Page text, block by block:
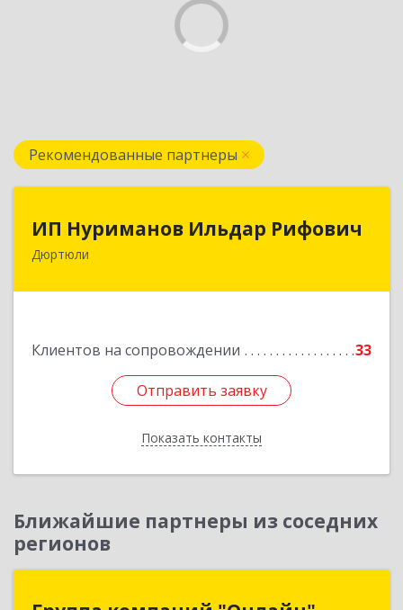
Рекомендованные партнеры
ИП Нуриманов Ильдар Рифович
Дюртюли
Клиентов на сопровождении 33
Отправить заявку
Показать контакты
ИП Нуриманов Ильдар Рифович
452320, Башкортостан Респ, Дюртюли г,
Отправить заявку
Назад
Ближайшие партнеры из соседних
регионов
Группа компаний "Онлайн"